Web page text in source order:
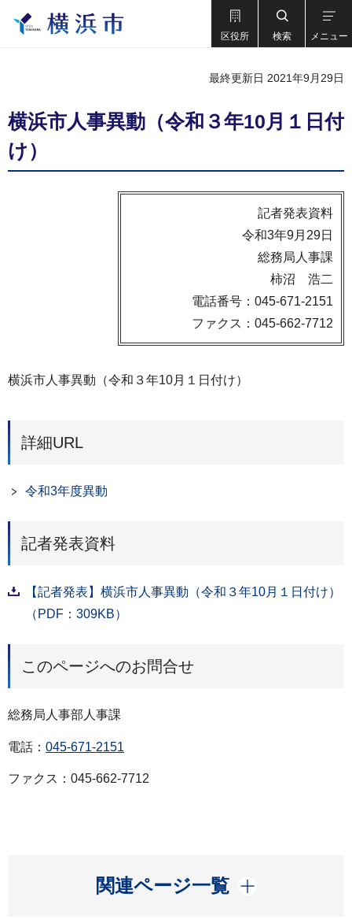
区役所 検索 メニュー
最終更新日 2021年9月29日
横浜市人事異動（令和３年10月１日付
け）
記者発表資料
令和3年9月29日
総務局人事課
柿沼 浩二
電話番号：045-671-2151
ファクス：045-662-7712
横浜市人事異動（令和３年10月１日付け）
詳細URL
令和3年度異動
記者発表資料
【記者発表】横浜市人事異動（令和３年10月１日付け）
（PDF：309KB）
このページへのお問合せ
総務局人事部人事課
電話： 045-671-2151
ファクス：045-662-7712
関連ページ一覧
開く